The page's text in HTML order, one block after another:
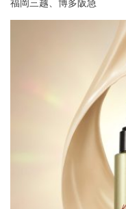
福岡三越、博多阪急